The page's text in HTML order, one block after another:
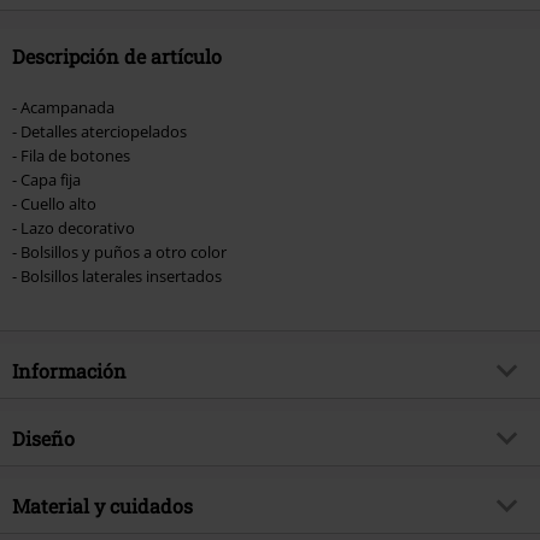
Descripción de artículo
- Acampanada
- Detalles aterciopelados
- Fila de botones
- Capa fija
- Cuello alto
- Lazo decorativo
- Bolsillos y puños a otro color
- Bolsillos laterales insertados
Información
Artículo no.
Brand
Diseño
Tipo de producto
Material y cuidados